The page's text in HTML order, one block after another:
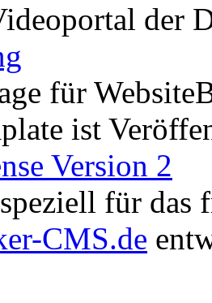
der
für
ist
Version 2
für das
CMS.de